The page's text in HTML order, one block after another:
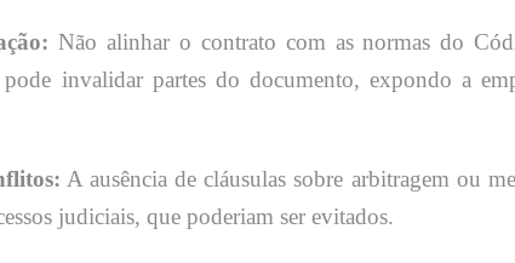
Não alinhar o contrato com as normas do
invalidar partes do documento, expondo a
A ausência de cláusulas sobre arbitragem ou
judiciais, que poderiam ser evitados.